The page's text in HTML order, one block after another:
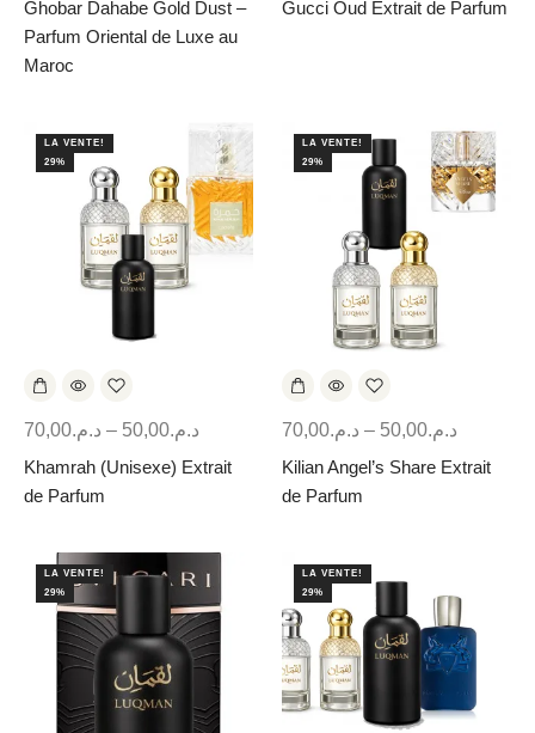
Ghobar Dahabe Gold Dust –
Parfum Oriental de Luxe au
Maroc
Gucci Oud Extrait de Parfum
LA VENTE!
29%
د.م.70,00 – د.م.50,00
Khamrah (Unisexe) Extrait
de Parfum
LA VENTE!
29%
د.م.70,00 – د.م.50,00
Kilian Angel’s Share Extrait
de Parfum
LA VENTE!
29%
LA VENTE!
29%